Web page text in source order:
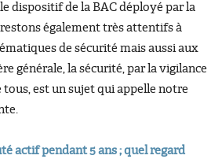
dispositif de la BAC déployé par la
également très attentifs à
de sécurité mais aussi aux
générale, la sécurité, par la vigilance
est un sujet qui appelle notre
actif pendant 5 ans ; quel regard